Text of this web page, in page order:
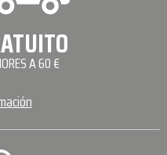
A 60 €